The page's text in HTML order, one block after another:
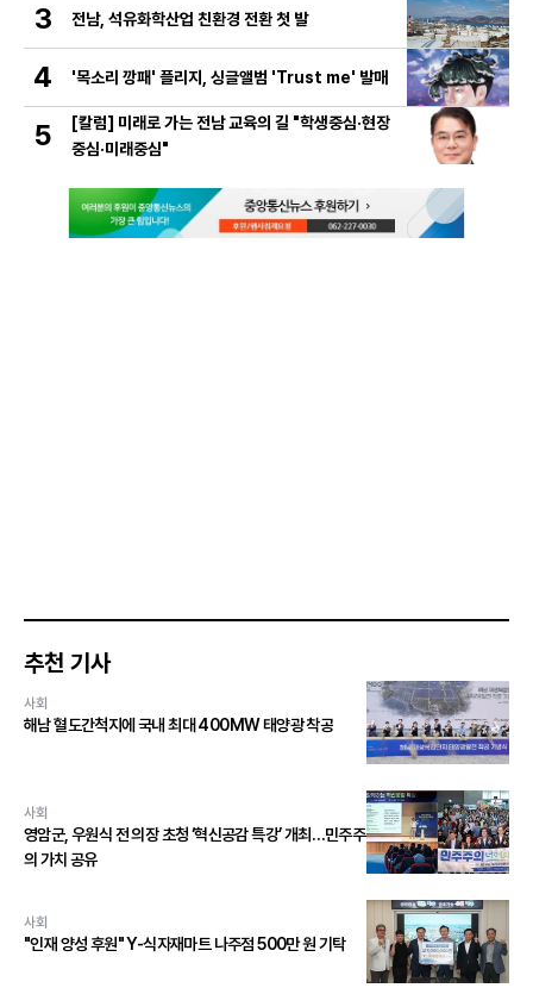
3 전남, 석유화학산업 친환경 전환 첫 발
4 '목소리 깡패' 플리지, 싱글앨범 'Trust me' 발매
5
[칼럼] 미래로 가는 전남 교육의 길 "학생중심·현장
중심·미래중심"
추천 기사
사회
해남 혈도간척지에 국내 최대 400MW 태양광 착공
사회
영암군, 우원식 전 의장 초청 ‘혁신공감 특강’ 개최…민주주
의 가치 공유
사회
"인재 양성 후원" Y-식자재마트 나주점 500만 원 기탁